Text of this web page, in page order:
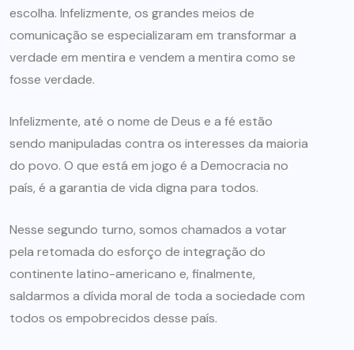
escolha. Infelizmente, os grandes meios de
comunicação se especializaram em transformar a
verdade em mentira e vendem a mentira como se
fosse verdade.
Infelizmente, até o nome de Deus e a fé estão
sendo manipuladas contra os interesses da maioria
do povo. O que está em jogo é a Democracia no
país, é a garantia de vida digna para todos.
Nesse segundo turno, somos chamados a votar
pela retomada do esforço de integração do
continente latino-americano e, finalmente,
saldarmos a dívida moral de toda a sociedade com
todos os empobrecidos desse país.